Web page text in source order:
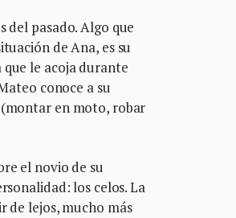
del pasado. Algo que
de Ana, es su
le acoja durante
conoce a su
en moto, robar
el novio de su
los celos. La
de lejos, mucho más